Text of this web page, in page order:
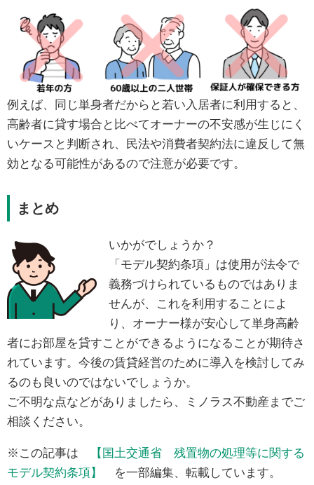
例えば、同じ単身者だからと若い入居者に利用すると、
高齢者に貸す場合と比べてオーナーの不安感が生じにく
いケースと判断され、民法や消費者契約法に違反して無
効となる可能性があるので注意が必要です。
まとめ
いかがでしょうか？
「モデル契約条項」は使用が法令で
義務づけられているものではありま
せんが、これを利用することによ
り、オーナー様が安心して単身高齢
者にお部屋を貸すことができるようになることが期待さ
れています。今後の賃貸経営のために導入を検討してみ
るのも良いのではないでしょうか。
ご不明な点などがありましたら、ミノラス不動産までご
相談ください。
※この記事は
【国土交通省 残置物の処理等に関する
モデル契約条項】
を一部編集、転載しています。